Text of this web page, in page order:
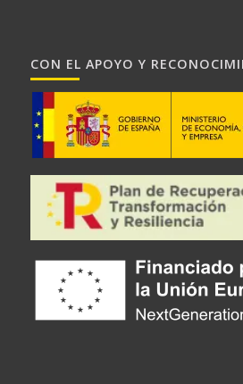
CON EL APOYO Y